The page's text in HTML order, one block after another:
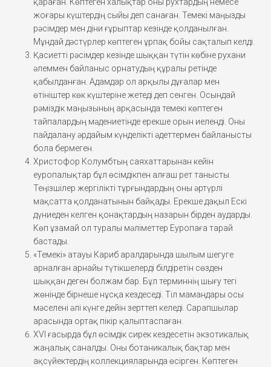
қараған. Көптеген халықтар оны рухтардың немесе
жоғары күштердің сыйы деп санаған. Темекі маңызды
рәсімдер мен діни ғұрыптар кезінде қолданылған.
Мұндай дәстүрлер көптеген ұрпақ бойы сақталып келді.
Қасиетті рәсімдер кезінде шыққан түтін көбіне рухани
әлеммен байланыс орнатудың құралы ретінде
қабылданған. Адамдар ол арқылы дұғалар мен
өтініштер көк күштеріне жетеді деп сенген. Осындай
рәміздік маңызының арқасында темекі көптеген
тайпалардың мәдениетінде ерекше орын иеленді. Оны
пайдалану әрдайым күнделікті әдеттермен байланысты
бола бермеген.
Христофор Колумбтың саяхаттарынан кейін
еуропалықтар бұл өсімдікпен алғаш рет танысты.
Теңізшілер жергілікті тұрғындардың оны әртүрлі
мақсатта қолданатынын байқады. Ерекше дақыл Ескі
дүниеден келген қонақтардың назарын бірден аударды.
Көп ұзамай ол туралы мәліметтер Еуропаға тарай
бастады.
«Темекі» атауы Кариб аралдарында шылым шегуге
арналған арнайы түтікшелерді білдіретін сөзден
шыққан деген болжам бар. Бұл терминнің шығу тегі
жөнінде бірнеше нұсқа кездеседі. Тіл мамандары осы
мәселені әлі күнге дейін зерттеп келеді. Сарапшылар
арасында ортақ пікір қалыптаспаған.
XVI ғасырда бұл өсімдік сирек кездесетін экзотикалық
жаңалық саналды. Оны ботаникалық бақтар мен
ақсүйектердің коллекцияларында өсірген. Көптеген